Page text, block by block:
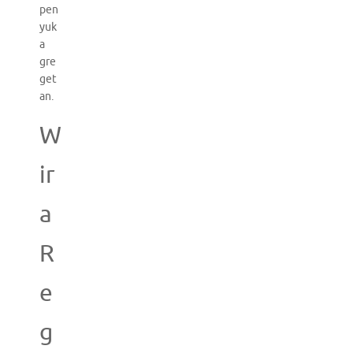
pen
yuk
a
gre
get
an.
W
ir
a
R
e
g